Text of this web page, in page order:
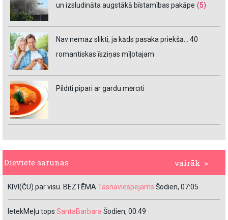
un izsludināta augstākā bīstamības pakāpe (5)
Nav nemaz slikti, ja kāds pasaka priekšā… 40
romantiskas īsziņas mīļotajam
Pildīti pipari ar gardu mērcīti
vairāk >
Dieviete sarunas
KIVI(ČU) par visu. BEZTĒMA Tasnaviespejams Šodien, 07:05
IetekMeļu tops SantaBarbara Šodien, 00:49